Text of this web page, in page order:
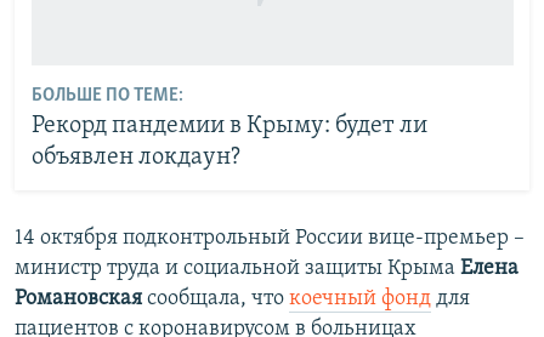
БОЛЬШЕ ПО ТЕМЕ:
Рекорд пандемии в Крыму: будет ли
объявлен локдаун?
14 октября подконтрольный России вице-премьер –
министр труда и социальной защиты Крыма Елена
Романовская сообщала, что коечный фонд для
пациентов с коронавирусом в больницах